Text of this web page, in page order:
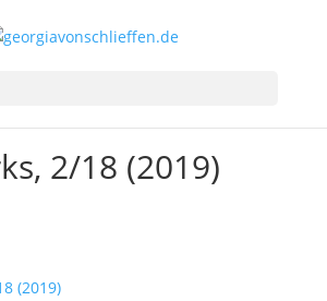
2/18 (2019)